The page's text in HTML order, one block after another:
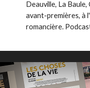
Deauville, La Baule,
avant-premières, à
romancière.